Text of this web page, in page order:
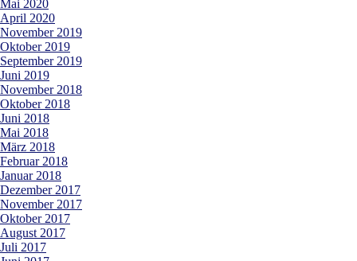
Mai 2020
April 2020
November 2019
Oktober 2019
September 2019
Juni 2019
November 2018
Oktober 2018
Juni 2018
Mai 2018
März 2018
Februar 2018
Januar 2018
Dezember 2017
November 2017
Oktober 2017
August 2017
Juli 2017